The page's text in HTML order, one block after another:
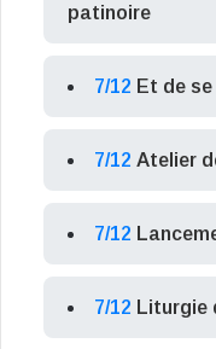
patinoire
7/12 Et de
7/12 Atelier
7/12
7/12 Liturgie